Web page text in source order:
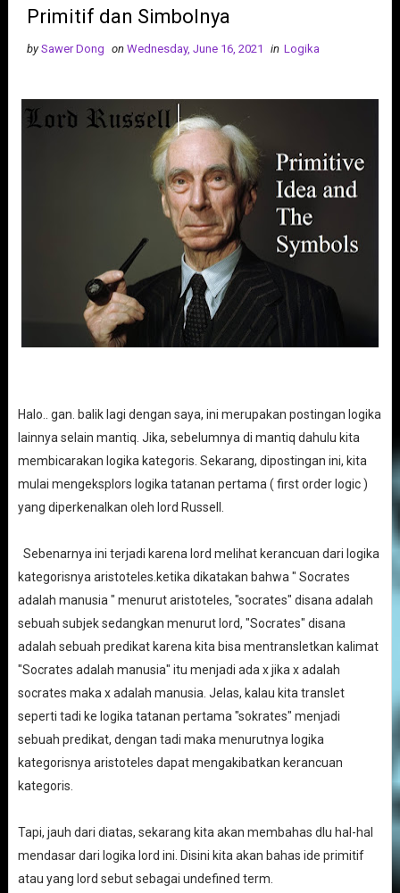
Primitif dan Simbolnya
by Sawer Dong on Wednesday, June 16, 2021 in Logika
Halo.. gan. balik lagi dengan saya, ini merupakan postingan logika
lainnya selain mantiq. Jika, sebelumnya di mantiq dahulu kita
membicarakan logika kategoris. Sekarang, dipostingan ini, kita
mulai mengeksplors logika tatanan pertama ( first order logic )
yang diperkenalkan oleh lord Russell.
Sebenarnya ini terjadi karena lord melihat kerancuan dari logika
kategorisnya aristoteles.ketika dikatakan bahwa " Socrates
adalah manusia " menurut aristoteles, "socrates" disana adalah
sebuah subjek sedangkan menurut lord, "Socrates" disana
adalah sebuah predikat karena kita bisa mentransletkan kalimat
"Socrates adalah manusia" itu menjadi ada x jika x adalah
socrates maka x adalah manusia. Jelas, kalau kita translet
seperti tadi ke logika tatanan pertama "sokrates" menjadi
sebuah predikat, dengan tadi maka menurutnya logika
kategorisnya aristoteles dapat mengakibatkan kerancuan
kategoris.
Tapi, jauh dari diatas, sekarang kita akan membahas dlu hal-hal
mendasar dari logika lord ini. Disini kita akan bahas ide primitif
atau yang lord sebut sebagai undefined term.